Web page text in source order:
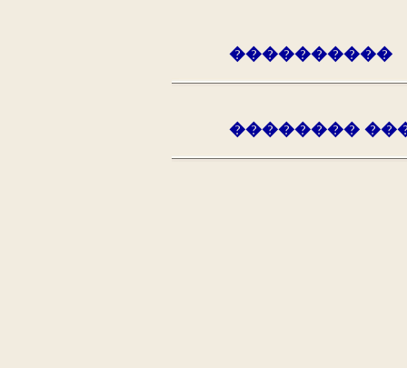
����������
��������